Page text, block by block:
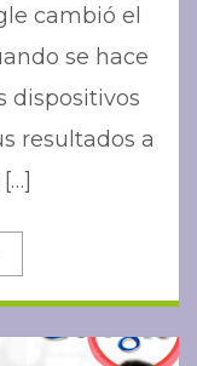
cambió el
se hace
dispositivos
resultados a